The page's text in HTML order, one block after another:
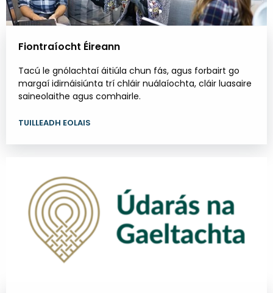
Fiontraíocht Éireann
Tacú le gnólachtaí áitiúla chun fás, agus forbairt go
margaí idirnáisiúnta trí chláir nuálaíochta, cláir luasaire
saineolaithe agus comhairle.
TUILLEADH EOLAIS